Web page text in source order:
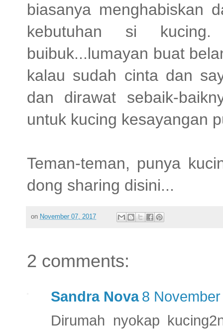
biasanya menghabiskan
kebutuhan si
buibuk...lumayan buat
kalau sudah cinta dan
dan dirawat sebaik-
untuk kucing kesayangan
Teman-teman, punya
dong sharing disini...
on November 07, 2017
2 comments:
Sandra Nova 8
Dirumah nyokap